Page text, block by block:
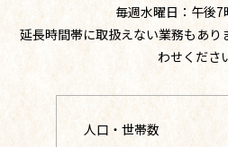
毎週水曜日：午後7
延長時間帯に取扱えない業務もあり
わせくださ
人口・世帯数